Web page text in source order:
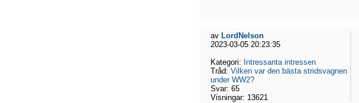
av LordNelson
2023-03-05 20:23:35
Kategori: Intressanta intressen
Tråd: Vilken var den bästa stridsvagnen
under WW2?
Svar: 65
Visningar: 13621